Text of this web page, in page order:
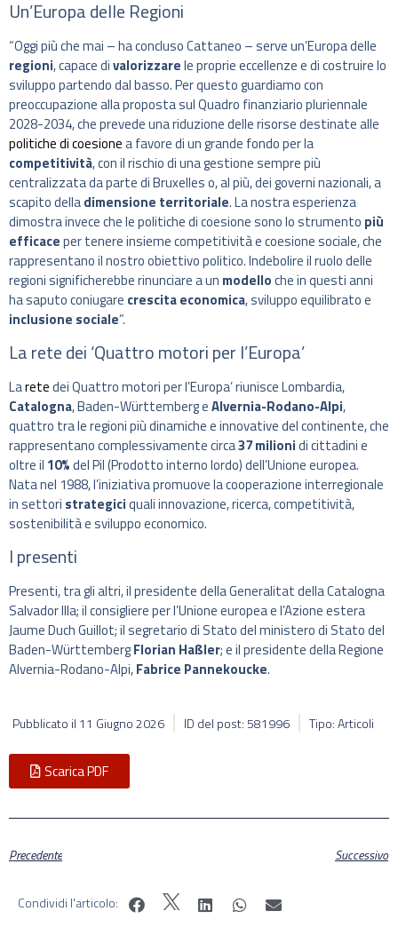
Un’Europa delle Regioni
“Oggi più che mai – ha concluso Cattaneo – serve un’Europa delle
regioni, capace divalorizzarele proprie eccellenze e di costruire lo
sviluppo partendo dal basso. Per questo guardiamo con
preoccupazione alla proposta sul Quadro finanziario pluriennale
2028-2034, che prevede una riduzione delle risorse destinate alle
politiche di coesionea favore di un grande fondo per la
competitività, con il rischio di una gestione sempre più
centralizzata da parte di Bruxelles o, al più, dei governi nazionali, a
scapito delladimensione territoriale. La nostra esperienza
dimostra invece che le politiche di coesione sono lo strumento più
efficaceper tenere insieme competitività e coesione sociale, che
rappresentano il nostro obiettivo politico. Indebolire il ruolo delle
regioni significherebbe rinunciare a un modelloche in questi anni
ha saputo coniugare crescita economica, sviluppo equilibrato e
inclusione sociale”.
La rete dei ‘Quattro motori per l’Europa’
Laretedei Quattro motori per l’Europa’ riunisce Lombardia,
Catalogna, Baden-Württemberg eAlvernia-Rodano-Alpi,
quattro tra le regioni più dinamiche e innovative del continente, che
rappresentano complessivamente circa37 milionidi cittadini e
oltre il 10%del Pil (Prodotto interno lordo) dell’Unione europea.
Nata nel 1988, l’iniziativa promuove la cooperazione interregionale
in settori strategiciquali innovazione, ricerca, competitività,
sostenibilità e sviluppo economico.
I presenti
Presenti, tra gli altri, il presidente della Generalitat della Catalogna
Salvador Illa; il consigliere per l’Unione europea e l’Azione estera
Jaume Duch Guillot; il segretario di Stato del ministero di Stato del
Baden-WürttembergFlorian Haßler; e il presidente della Regione
Alvernia-Rodano-Alpi,Fabrice Pannekoucke.
Pubblicato il 11 Giugno 2026 ID del post: 581996 Tipo: Articoli
Scarica PDF
Precedente Successivo
Condividi l'articolo: